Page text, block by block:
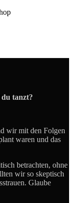
du tanzt?
wir mit den Folgen
waren und das
betrachten, ohne
wir so skeptisch
Glaube